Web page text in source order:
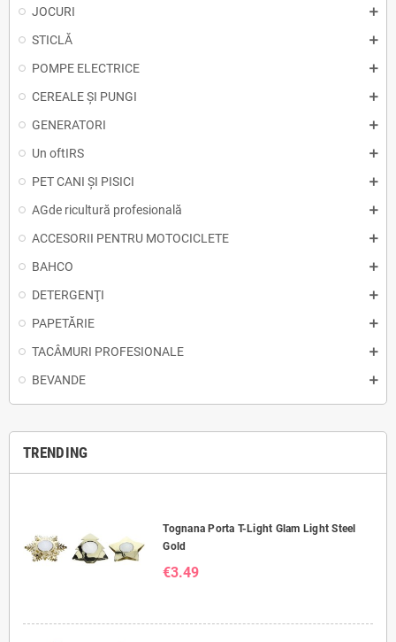
JOCURI
STICLĂ
POMPE ELECTRICE
CEREALE ȘI PUNGI
GENERATORI
Un oftIRS
PET CANI ȘI PISICI
AGde ricultură profesională
ACCESORII PENTRU MOTOCICLETE
BAHCO
DETERGENŢI
PAPETĂRIE
TACÂMURI PROFESIONALE
BEVANDE
TRENDING
Tognana Porta T-Light Glam Light Steel
Gold
€3.49